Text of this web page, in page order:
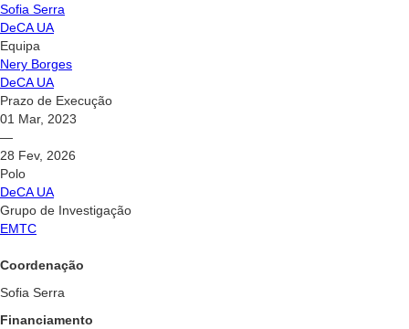
Sofia Serra
DeCA UA
Equipa
Nery Borges
DeCA UA
Prazo de Execução
01 Mar, 2023
—
28 Fev, 2026
Polo
DeCA UA
Grupo de Investigação
EMTC
Coordenação
Sofia Serra
Financiamento